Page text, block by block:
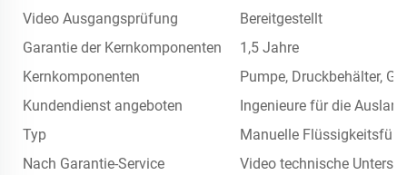
Video Ausgangsprüfung
Bereitgestellt
Garantie der Kernkomponenten
1,5 Jahre
Kernkomponenten
Pumpe, Druckbehälter,
Kundendienst angeboten
Ingenieure für die
Typ
Manuelle
Nach Garantie-Service
Video technische